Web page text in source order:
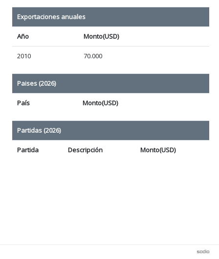
Exportaciones anuales
Año Monto(USD)
2010 70.000
Paises (2026)
País Monto(USD)
Partidas (2026)
Partida Descripción Monto(USD)